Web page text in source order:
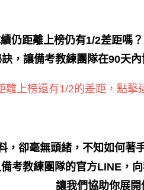
仍距離上榜仍有1/2差距嗎
，讓備考教練團隊在90天
離上榜還有1/2的差距，點擊
，卻毫無頭緒，不知如何著
考教練團隊的官方LINE，
讓我們協助你展開